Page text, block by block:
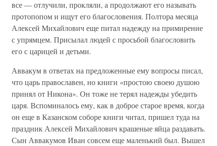
все — отлучили, прокляли, а продолжают его называть
протопопом и ищут его благословения. Полтора месяца
Алексей Михайлович еще питал надежду на примирение
с упрямцем. Присылал людей с просьбой благословить
его с царицей и детьми.
Аввакум в ответах на предложенные ему вопросы писал,
что царь православен, но книги «простою своею душою
принял от Никона». Он тоже не терял надежды убедить
царя. Вспоминалось ему, как в доброе старое время, когда
он еще в Казанском соборе книги читал, пришел туда на
праздник Алексей Михайлович крашеные яйца раздавать.
Сын Аввакумов Иван совсем еще маленький был. Вышел